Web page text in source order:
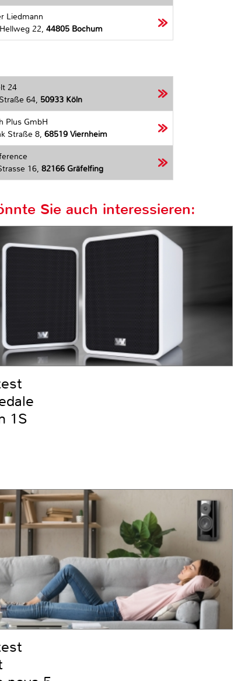
Liedmann
22, 44805 Bochum
24
64, 50933 Köln
Plus GmbH
Straße 8, 68519 Viernheim
16, 82166 Gräfelfing
Sie auch interessieren:
1S